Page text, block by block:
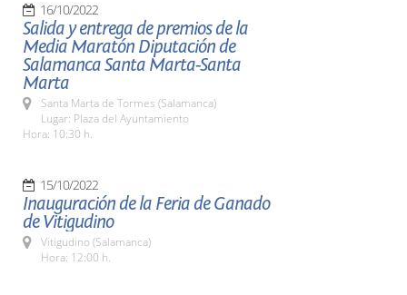
16/10/2022
Salida y entrega de premios de la
Media Maratón Diputación de
Salamanca Santa Marta-Santa
Marta
Santa Marta de Tormes (Salamanca)
Lugar: Plaza del Ayuntamiento
Hora: 10:30 h.
15/10/2022
Inauguración de la Feria de Ganado
de Vitigudino
Vitigudino (Salamanca)
Hora: 12:00 h.